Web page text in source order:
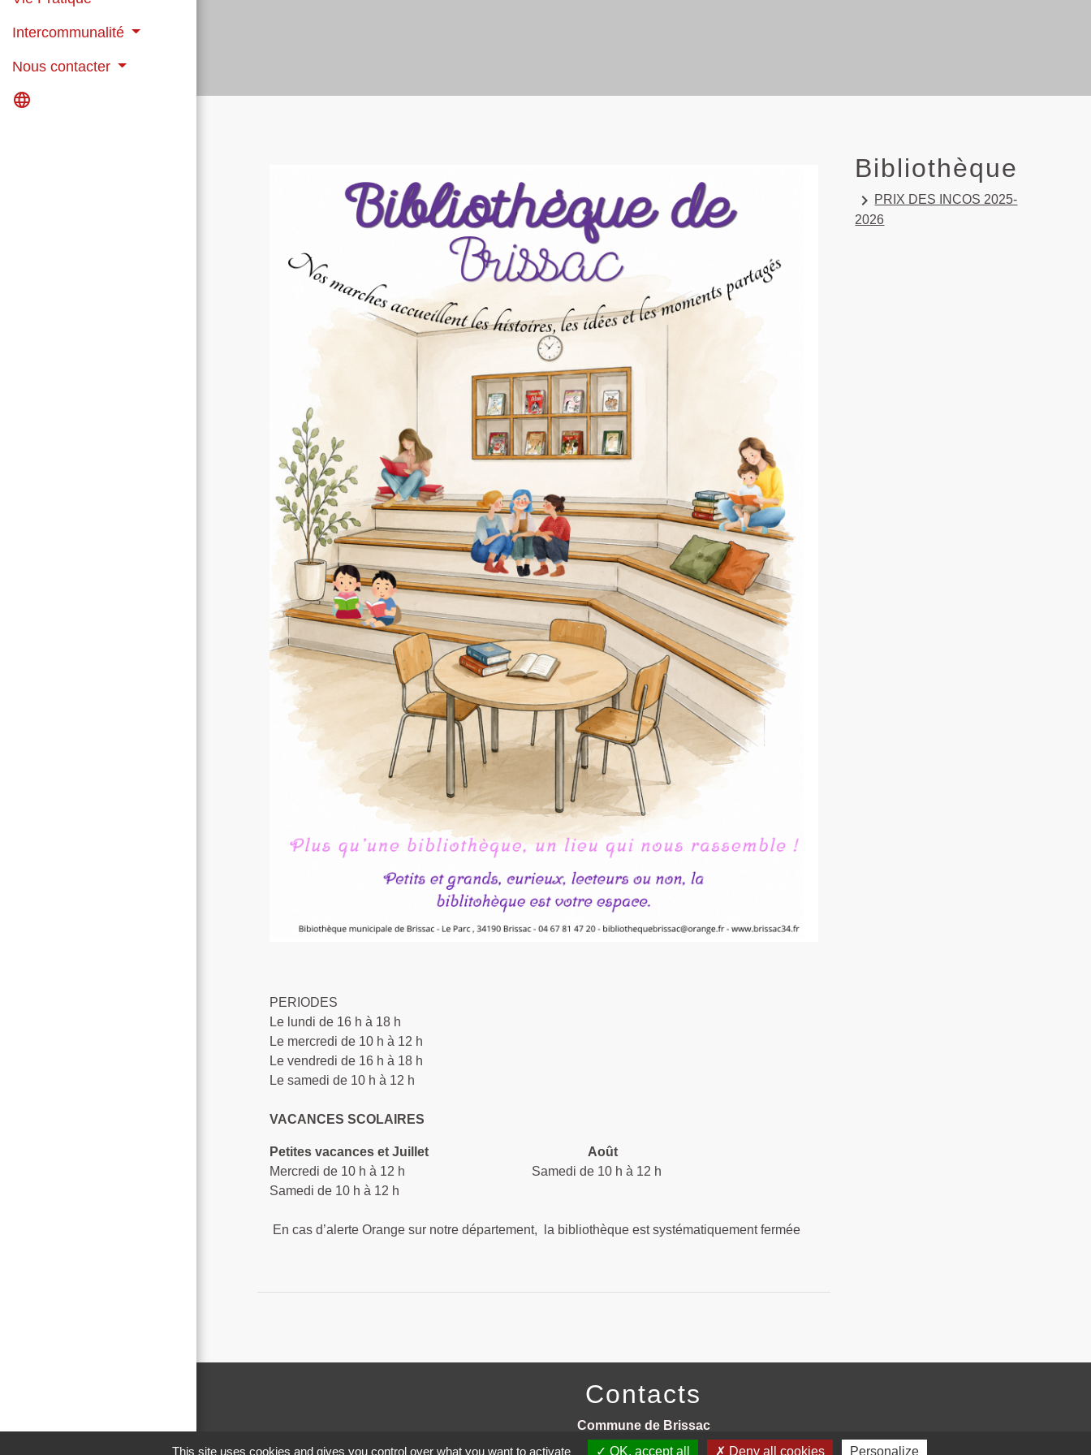
Intercommunalité
Nous contacter
language
PERIODES
Le lundi de 16 h à 18 h
Le mercredi de 10 h à 12 h
Le vendredi de 16 h à 18 h
Le samedi de 10 h à 12 h
VACANCES SCOLAIRES
Petites vacances et Juillet
Août
Mercredi de 10 h à 12 h Samedi de 10 h à 12 h
Samedi de 10 h à 12 h
En cas d’alerte Orange sur notre département, la bibliothèque est systématiquement fermée
Bibliothèque
keyboard_arrow_rightPRIX DES INCOS 2025-
2026
Contacts
Commune de Brissac
3 place de la Mairie
This site uses cookies and gives you control over what you want to activate OK, accept all Deny all cookies Personalize